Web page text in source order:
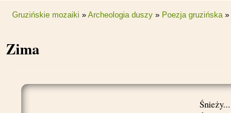
Gruzińskie mozaiki » Archeologia duszy » Poezja gruzińska»
Zima
Śnieży...